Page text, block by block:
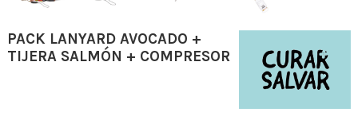
PACK LANYARD AVOCADO +
TIJERA SALMÓN + COMPRESOR